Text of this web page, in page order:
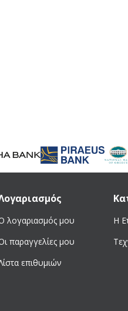
λογαριασμός μου
παραγγελίες μου
επιθυμιών
Η